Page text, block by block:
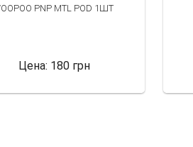
PNP MTL POD 1ШТ
Цена: 180 грн